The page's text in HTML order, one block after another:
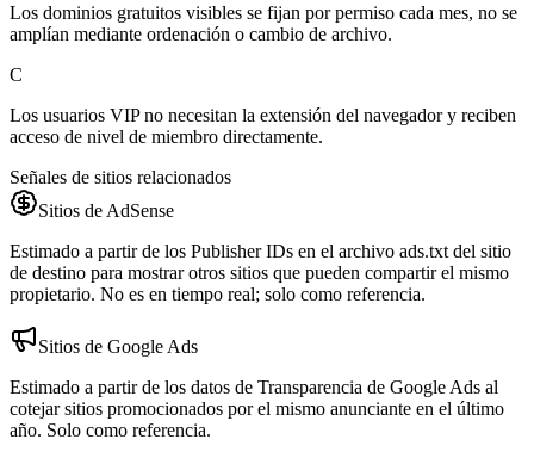
Los dominios gratuitos visibles se fijan por permiso cada mes, no se
amplían mediante ordenación o cambio de archivo.
C
Los usuarios VIP no necesitan la extensión del navegador y reciben
acceso de nivel de miembro directamente.
Señales de sitios relacionados
Sitios de AdSense
Estimado a partir de los Publisher IDs en el archivo ads.txt del sitio
de destino para mostrar otros sitios que pueden compartir el mismo
propietario. No es en tiempo real; solo como referencia.
Sitios de Google Ads
Estimado a partir de los datos de Transparencia de Google Ads al
cotejar sitios promocionados por el mismo anunciante en el último
año. Solo como referencia.